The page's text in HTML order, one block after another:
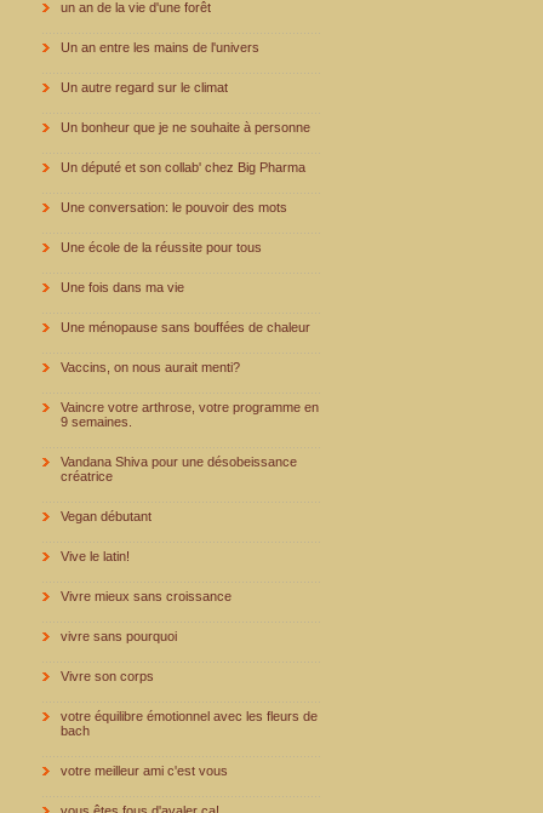
un an de la vie d'une forêt
Un an entre les mains de l'univers
Un autre regard sur le climat
Un bonheur que je ne souhaite à personne
Un député et son collab' chez Big Pharma
Une conversation: le pouvoir des mots
Une école de la réussite pour tous
Une fois dans ma vie
Une ménopause sans bouffées de chaleur
Vaccins, on nous aurait menti?
Vaincre votre arthrose, votre programme en
9 semaines.
Vandana Shiva pour une désobeissance
créatrice
Vegan débutant
Vive le latin!
Vivre mieux sans croissance
vivre sans pourquoi
Vivre son corps
votre équilibre émotionnel avec les fleurs de
bach
votre meilleur ami c'est vous